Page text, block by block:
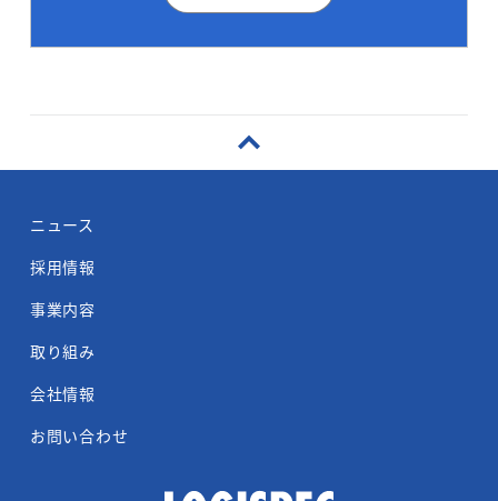
ニュース
採用情報
事業内容
取り組み
会社情報
お問い合わせ